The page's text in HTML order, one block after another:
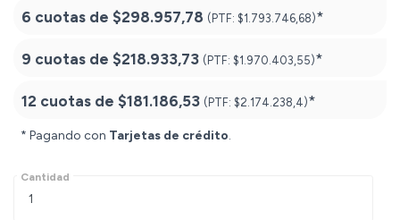
6 cuotas de $298.957,78 (PTF: $1.793.746,68)*
9 cuotas de $218.933,73 (PTF: $1.970.403,55)*
12 cuotas de $181.186,53 (PTF: $2.174.238,4)*
* Pagando con Tarjetas de crédito.
Cantidad